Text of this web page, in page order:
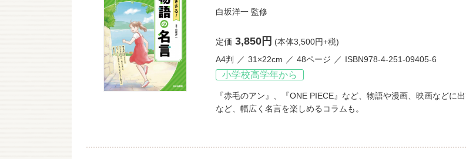
白坂洋一 監修
定価 3,850円 (本体3,500円+税)
A4判
31×22cm 48ページ ISBN978-4-251-09405-6
小学校高学年から
『赤毛のアン』、『ONE PIECE』など、物語や漫画、映画など
など、幅広く名言を楽しめるコラムも。